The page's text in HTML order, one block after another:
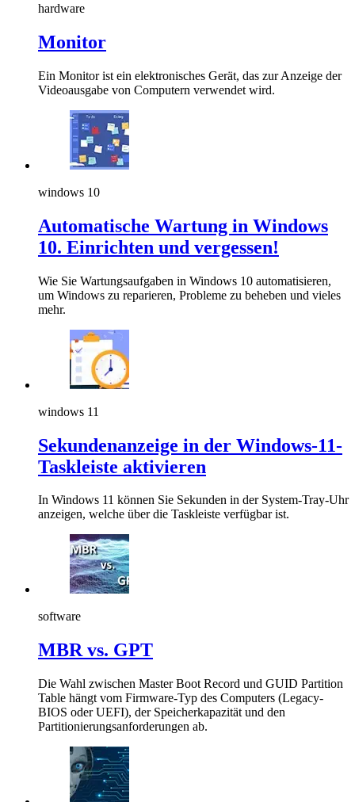
hardware
Monitor
Ein Monitor ist ein elektronisches Gerät, das zur Anzeige der
Videoausgabe von Computern verwendet wird.
windows 10
Automatische Wartung in Windows
10. Einrichten und vergessen!
Wie Sie Wartungsaufgaben in Windows 10 automatisieren,
um Windows zu reparieren, Probleme zu beheben und vieles
mehr.
windows 11
Sekundenanzeige in der Windows-11-
Taskleiste aktivieren
In Windows 11 können Sie Sekunden in der System-Tray-Uhr
anzeigen, welche über die Taskleiste verfügbar ist.
software
MBR vs. GPT
Die Wahl zwischen Master Boot Record und GUID Partition
Table hängt vom Firmware-Typ des Computers (Legacy-
BIOS oder UEFI), der Speicherkapazität und den
Partitionierungsanforderungen ab.